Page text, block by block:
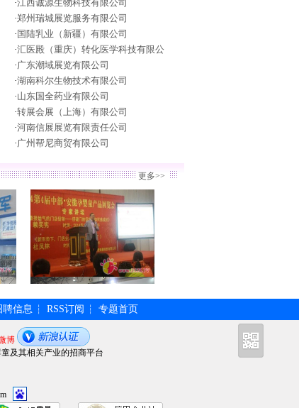
·江西诚源生物科技有限公司
·郑州瑞城展览服务有限公司
· 国陆乳业（新疆）有限公司
·汇医殿（重庆）转化医学科技有限公
·广东潮域展览有限公司
·湖南科尔生物技术有限公司
·山东国全药业有限公司
·转展会展（上海）有限公司
·河南信展展览有限责任公司
·广州帮尼商贸有限公司
更多>>
聘信息 ┆ RSS订阅 ┆ 专题首页
博
及其相关产业的招商平台